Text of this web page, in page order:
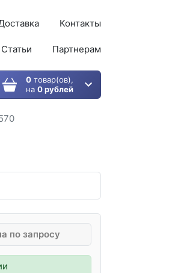
Контакты
Статьи Партнерам
0товар(ов),
на 0 рублей
по запросу